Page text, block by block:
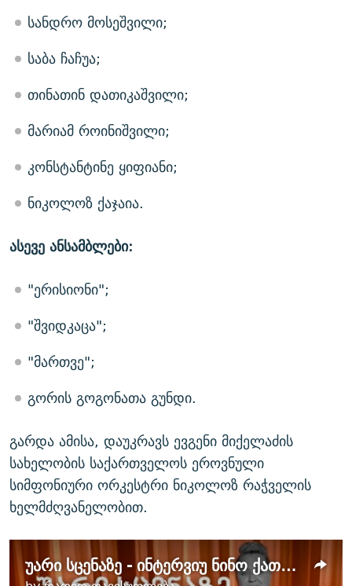
სანდრო მოსეშვილი;
საბა ჩაჩუა;
თინათინ დათიკაშვილი;
მარიამ როინიშვილი;
კონსტანტინე ყიფიანი;
ნიკოლოზ ქაჯაია.
ასევე ანსამბლები:
"ერისიონი";
"შვიდკაცა";
"მართვე";
გორის გოგონათა გუნდი.
გარდა ამისა, დაუკრავს ევგენი მიქელაძის
სახელობის საქართველოს ეროვნული
სიმფონიური ორკესტრი ნიკოლოზ რაჭველის
ხელმძღვანელობით.
უარი სცენაზე - ინტერვიუ ნინო ქათამაძესთან